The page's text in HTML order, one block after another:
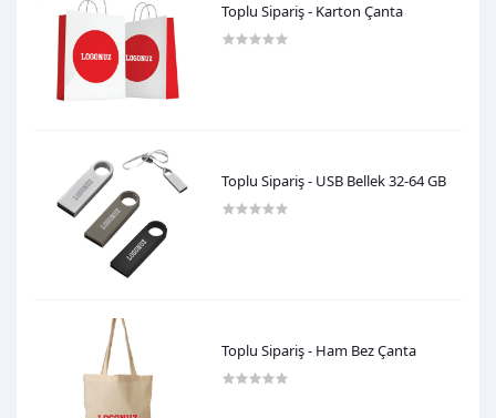
Toplu Sipariş - Karton Çanta
Toplu Sipariş - USB Bellek 32-64 GB
Toplu Sipariş - Ham Bez Çanta